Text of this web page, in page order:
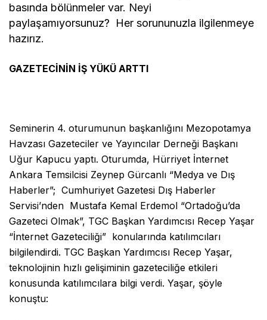
basında bölünmeler var. Neyi
paylaşamıyorsunuz? Her sorununuzla ilgilenmeye
hazırız.
GAZETECİNİN İŞ YÜKÜ ARTTI
Seminerin 4. oturumunun başkanlığını Mezopotamya
Havzası Gazeteciler ve Yayıncılar Derneği Başkanı
Uğur Kapucu yaptı. Oturumda, Hürriyet İnternet
Ankara Temsilcisi Zeynep Gürcanlı “Medya ve Dış
Haberler”; Cumhuriyet Gazetesi Dış Haberler
Servisi’nden Mustafa Kemal Erdemol “Ortadoğu’da
Gazeteci Olmak”, TGC Başkan Yardımcısı Recep Yaşar
“İnternet Gazeteciliği” konularında katılımcıları
bilgilendirdi. TGC Başkan Yardımcısı Recep Yaşar,
teknolojinin hızlı gelişiminin gazeteciliğe etkileri
konusunda katılımcılara bilgi verdi. Yaşar, şöyle
konuştu: